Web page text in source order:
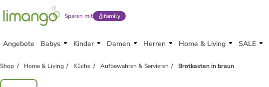
Sparen mit family
Angebote Babys Kinder Damen Herren Home & Living SALE
Shop Home & Living Küche Aufbewahren & Servieren Brotkasten in braun